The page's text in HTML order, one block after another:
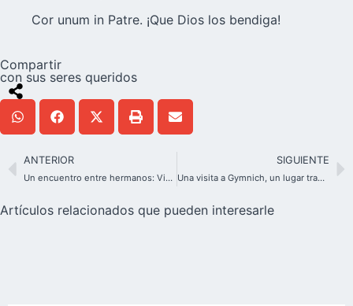
Cor unum in Patre. ¡Que Dios los bendiga!
Compartir
con sus seres queridos
ANTERIOR
Un encuentro entre hermanos: Visita a la Casa Madre de los Palotinos
SIGUIENTE
Una visita a Gymnich, un lugar transformador – ¿Vamos juntos?
Artículos relacionados que pueden interesarle